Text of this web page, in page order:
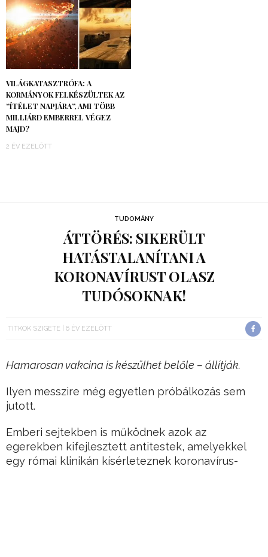
VILÁGKATASZTRÓFA: A
KORMÁNYOK FELKÉSZÜLTEK AZ
“ÍTÉLET NAPJÁRA”, AMI TÖBB
MILLIÁRD EMBERREL VÉGEZ
MAJD?
2 ÉV EZELŐTT
TUDOMÁNY
ÁTTÖRÉS: SIKERÜLT
HATÁSTALANÍTANI A
KORONAVÍRUST OLASZ
TUDÓSOKNAK!
TITKOK SZIGETE 6 ÉV EZELŐTT
Hamarosan vakcina is készülhet belőle – állítják.
Ilyen messzire még egyetlen próbálkozás sem
jutott.
Emberi sejtekben is működnek azok az
egerekben kifejlesztett antitestek, amelyekkel
egy római klinikán kísérleteznek koronavírus-